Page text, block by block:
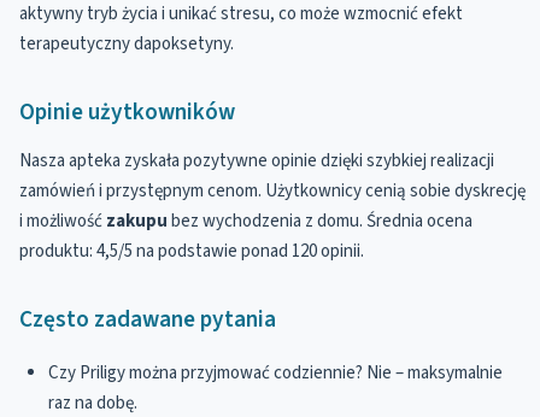
aktywny tryb życia i unikać stresu, co może wzmocnić efekt
terapeutyczny dapoksetyny.
Opinie użytkowników
Nasza apteka zyskała pozytywne opinie dzięki szybkiej realizacji
zamówień i przystępnym cenom. Użytkownicy cenią sobie dyskrecję
i możliwośćzakupubez wychodzenia z domu. Średnia ocena
produktu: 4,5/5 na podstawie ponad 120 opinii.
Często zadawane pytania
Czy Priligy można przyjmować codziennie? Nie – maksymalnie
raz na dobę.